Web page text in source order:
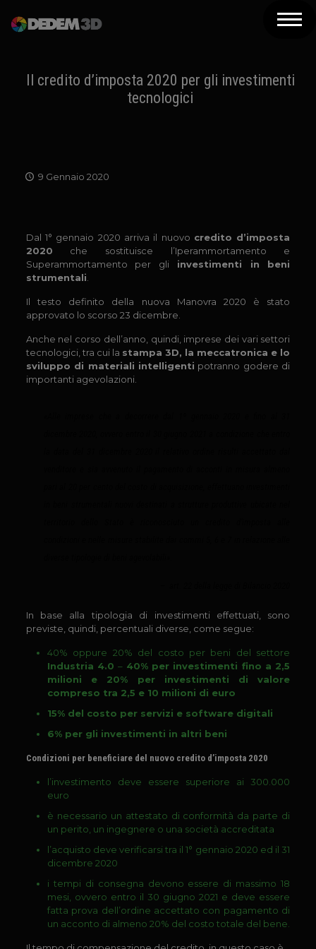
Prodotti
Contatti
Newsletter
Il credito d’imposta 2020 per gli investimenti
tecnologici
9 Gennaio 2020
Dal 1° gennaio 2020 arriva il nuovo credito d’imposta
2020 che sostituisce l’Iperammortamento e
Superammortamento per gli investimenti in beni
strumentali
Il testo definito della nuova Manovra 2020 è stato
approvato lo scorso 23 dicembre.
Anche nel corso dell’anno, quindi, imprese dei vari settori
tecnologici, tra cui la stampa 3D, la meccatronica e lo
sviluppo di materiali intelligenti potranno godere di
importanti agevolazioni.
In base alla tipologia di investimenti effettuati, sono
previste, quindi, percentuali diverse, come segue:
40% oppure 20% del costo per beni del settore
Industria 4.0– 40% per investimenti fino a 2,5
milioni e 20% per investimenti di valore
compreso tra 2,5 e 10 milioni di euro
15% del costo per servizi e software digitali
6% per gli investimenti in altri beni
Condizioni per beneficiare del nuovo credito d’imposta 2020
l’investimento deve essere superiore ai 300.000
euro
è necessario un attestato di conformità da parte di
un perito, un ingegnere o una società accreditata
l’acquisto deve verificarsi tra il 1° gennaio 2020 ed il 31
dicembre 2020
i tempi di consegna devono essere di massimo 18
mesi, ovvero entro il 30 giugno 2021 e deve essere
fatta prova dell’ordine accettato con pagamento di
un acconto di almeno 20% del costo totale del bene.